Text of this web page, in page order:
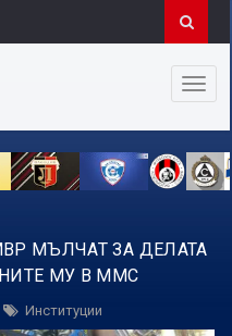
МЪЛЧАТ ЗА ДЕЛАТА
МУ В ММС
Институции